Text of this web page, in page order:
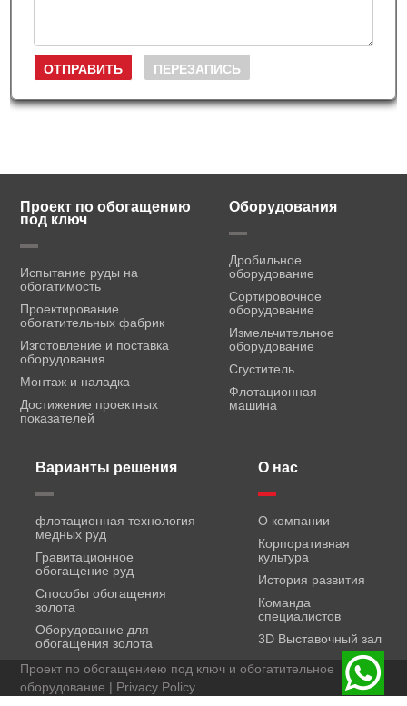
Проект по обогащению
под ключ
Испытание руды на
обогатимость
Проектирование
обогатительных фабрик
Изготовление и поставка
оборудования
Монтаж и наладка
Достижение проектных
показателей
Оборудования
Дробильное
оборудование
Сортировочное
оборудование
Измельчительное
оборудование
Сгуститель
Флотационная
машина
Варианты решения
флотационная технология
медных руд
Гравитационное
обогащение руд
Способы обогащения
золота
Оборудование для
обогащения золота
О нас
О компании
Корпоративная
культура
История развития
Команда
специалистов
3D Выставочный зал
Проект по обогащениею под ключ и обогатительное
оборудование | Privacy Policy